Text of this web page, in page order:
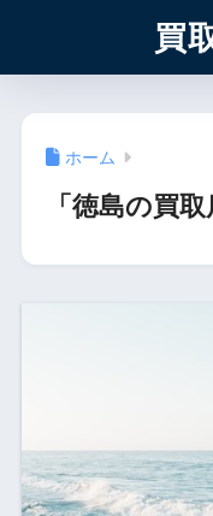
買
ホーム
「徳島の買